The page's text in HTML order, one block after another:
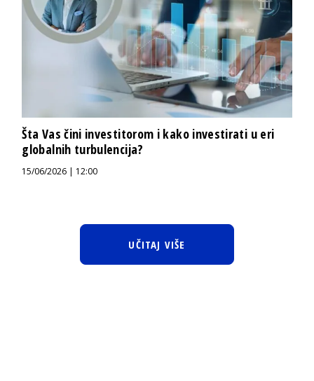
Šta Vas čini investitorom i kako investirati u eri
globalnih turbulencija?
15/06/2026 | 12:00
UČITAJ VIŠE